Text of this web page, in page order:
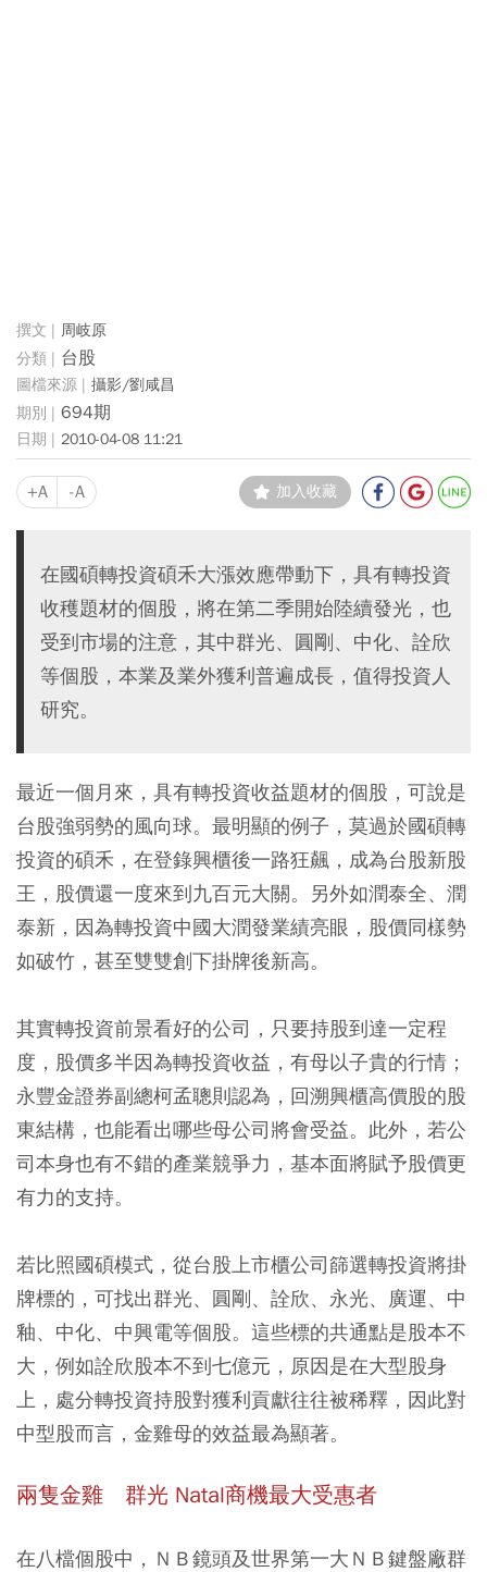
周岐原
台股
攝影/劉咸昌
694期
2010-04-08 11:21
+A -A 加入收藏
在國碩轉投資碩禾大漲效應帶動下，具有轉投資
收穫題材的個股，將在第二季開始陸續發光，也
受到市場的注意，其中群光、圓剛、中化、詮欣
等個股，本業及業外獲利普遍成長，值得投資人
研究。
最近一個月來，具有轉投資收益題材的個股，可說是
台股強弱勢的風向球。最明顯的例子，莫過於國碩轉
投資的碩禾，在登錄興櫃後一路狂飆，成為台股新股
王，股價還一度來到九百元大關。另外如潤泰全、潤
泰新，因為轉投資中國大潤發業績亮眼，股價同樣勢
如破竹，甚至雙雙創下掛牌後新高。
其實轉投資前景看好的公司，只要持股到達一定程
度，股價多半因為轉投資收益，有母以子貴的行情；
永豐金證券副總柯孟聰則認為，回溯興櫃高價股的股
東結構，也能看出哪些母公司將會受益。此外，若公
司本身也有不錯的產業競爭力，基本面將賦予股價更
有力的支持。
若比照國碩模式，從台股上市櫃公司篩選轉投資將掛
牌標的，可找出群光、圓剛、詮欣、永光、廣運、中
釉、中化、中興電等個股。這些標的共通點是股本不
大，例如詮欣股本不到七億元，原因是在大型股身
上，處分轉投資持股對獲利貢獻往往被稀釋，因此對
中型股而言，金雞母的效益最為顯著。
兩隻金雞 群光 Natal商機最大受惠者
在八檔個股中，ＮＢ鏡頭及世界第一大ＮＢ鍵盤廠群